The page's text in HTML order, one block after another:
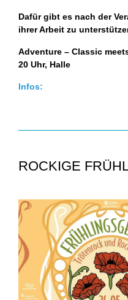
Dafür gibt es nach der
ihrer Arbeit zu
Adventure – Classic
20 Uhr, Halle
Infos:
ROCKIGE